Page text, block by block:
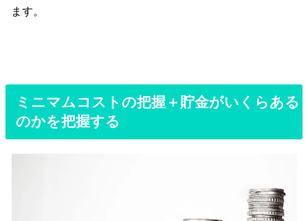
ます。
ミニマムコストの把握＋貯金がいくらある
のかを把握する